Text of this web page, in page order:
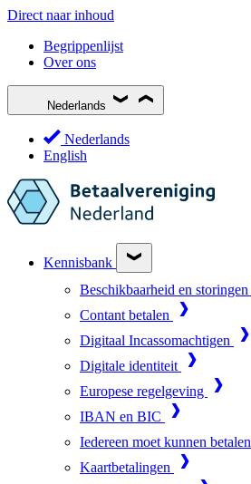
Direct naar inhoud
Begrippenlijst
Over ons
Nederlands
Nederlands
English
Kennisbank
Beschikbaarheid en storingen
Contant betalen
Digitaal Incassomachtigen
Digitale identiteit
Europese regelgeving
IBAN en BIC
Iedereen moet kunnen betalen
Kaartbetalingen